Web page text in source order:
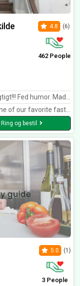
4.8 (6)
462 People
fint kød, og nok...kan varmt anbefales. *****
fast-food places in Roskilde
Ring og bestil
5.0 (1)
3 People